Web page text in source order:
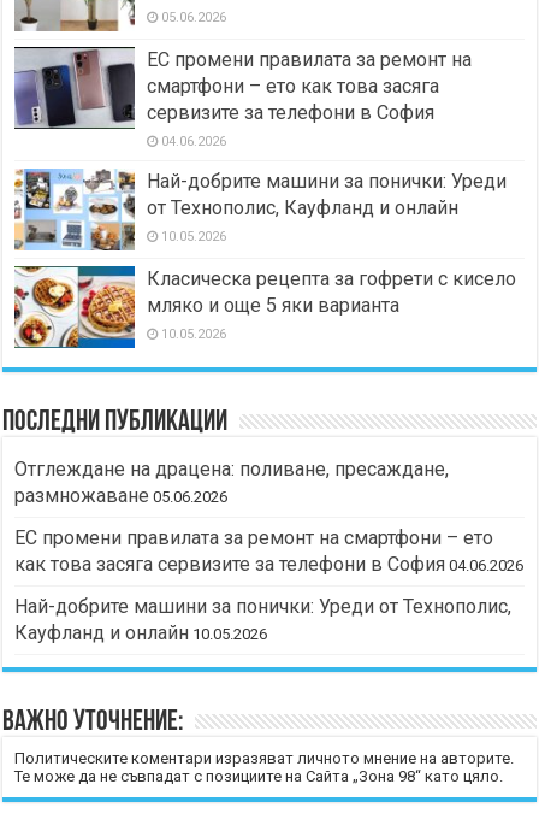
05.06.2026
ЕС промени правилата за ремонт на
смартфони – ето как това засяга
сервизите за телефони в София
04.06.2026
Най-добрите машини за понички: Уреди
от Технополис, Кауфланд и онлайн
10.05.2026
Класическа рецепта за гофрети с кисело
мляко и още 5 яки варианта
10.05.2026
Последни публикации
Отглеждане на драцена: поливане, пресаждане,
размножаване 05.06.2026
ЕС промени правилата за ремонт на смартфони – ето
как това засяга сервизите за телефони в София 04.06.2026
Най-добрите машини за понички: Уреди от Технополис,
Кауфланд и онлайн 10.05.2026
Важно уточнение:
Политическите коментари изразяват личното мнение на авторите.
Те може да не съвпадат с позициите на Сайта „Зона 98“ като цяло.